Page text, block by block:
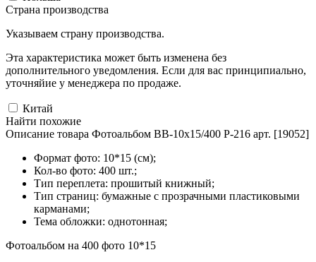
Страна производства
Указываем страну производства.
Эта характеристика может быть изменена без
дополнительного уведомления. Если для вас принципиально,
уточняйие у менеджера по продаже.
Китай
Найти похожие
Описание товара Фотоальбом BB-10x15/400 P-216 арт. [19052]
Формат фото: 10*15 (см);
Кол-во фото: 400 шт.;
Тип переплета: прошитый книжный;
Тип страниц: бумажные с прозрачными пластиковыми
карманами;
Тема обложки: однотонная;
Фотоальбом на 400 фото 10*15